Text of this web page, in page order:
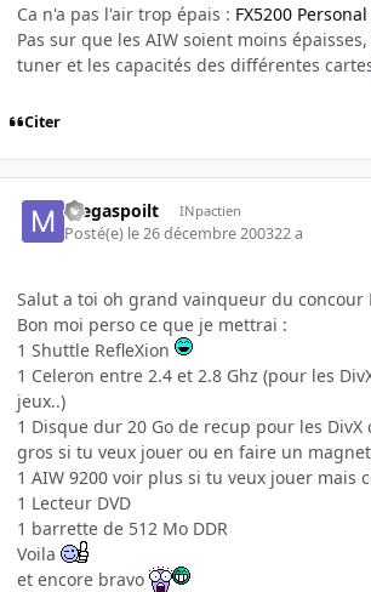
Ca n'a pas l'air trop épais : FX5200
Pas sur que les AIW soient moins
tuner et les capacités des différentes
Citer
megaspoilt INpactien
Posté(e) le 26 décembre 200322 a
Salut a toi oh grand vainqueur du concour
Bon moi perso ce que je mettrai :
1 Shuttle RefleXion
1 Celeron entre 2.4 et 2.8 Ghz (pour les
jeux..)
1 Disque dur 20 Go de recup pour les DivX
gros si tu veux jouer ou en faire un
1 AIW 9200 voir plus si tu veux jouer mais
1 Lecteur DVD
1 barrette de 512 Mo DDR
Voila
et encore bravo